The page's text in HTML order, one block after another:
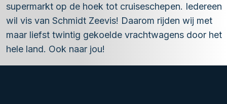
supermarkt op de hoek tot cruiseschepen. Iedereen
wil vis van Schmidt Zeevis! Daarom rijden wij met
maar liefst twintig gekoelde vrachtwagens door het
hele land. Ook naar jou!